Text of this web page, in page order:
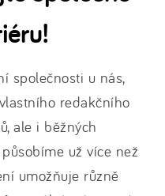
společnosti u nás,
redakčního
ale i běžných
už více než
umožňuje různě